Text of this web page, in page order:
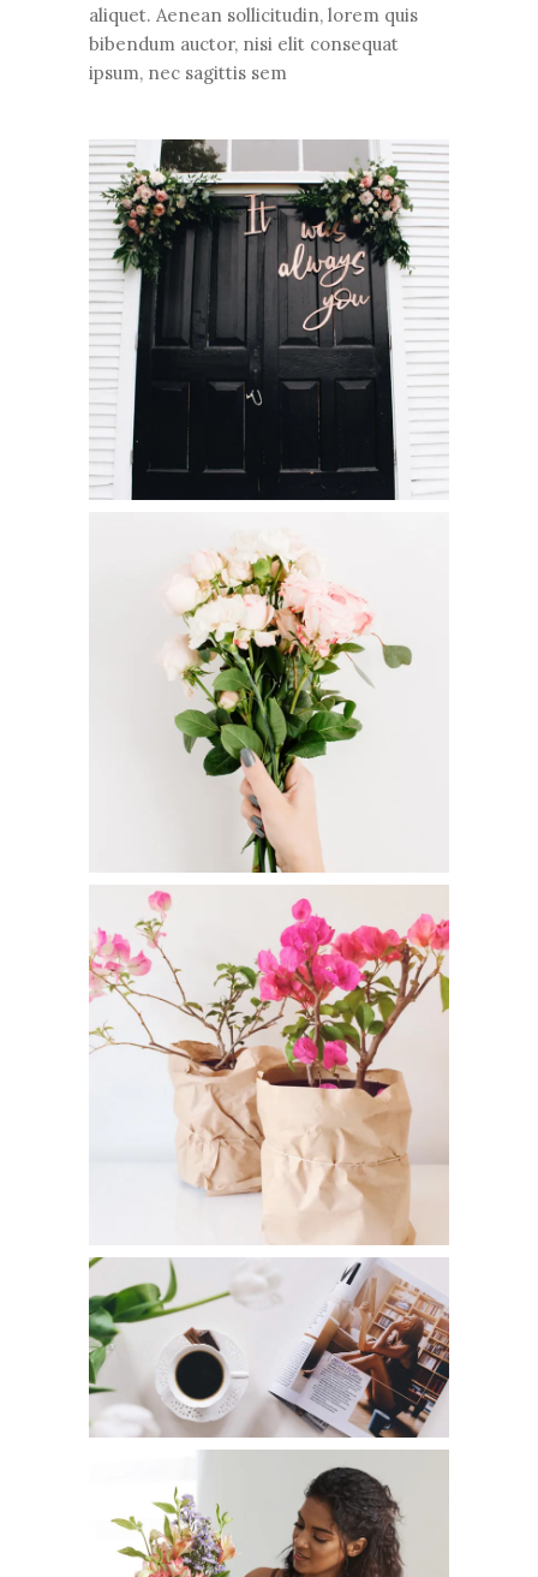
aliquet. Aenean sollicitudin, lorem quis
bibendum auctor, nisi elit consequat
ipsum, nec sagittis sem